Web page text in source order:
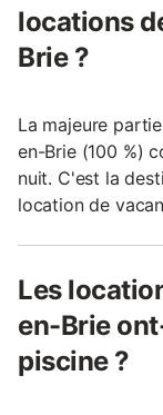
locations
Brie ?
La majeure
en-Brie (100 %)
nuit. C'est la
location de
Les
en-Brie
piscine ?